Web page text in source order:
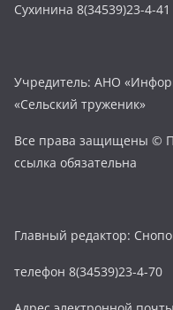
Сухинина 8(34539)23-4-41
Учредитель: АНО
«Сельский труженик»
Все права защищены ©
ссылка обязательна
Главный редактор:
телефон 8(34539)23-4-70